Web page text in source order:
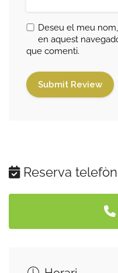
Deseu el meu
en aquest
que comenti.
Reserva